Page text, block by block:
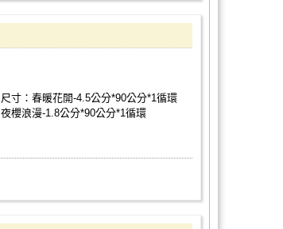
尺寸：春暖花開-4.5公分*90公分*1循環
夜櫻浪漫-1.8公分*90公分*1循環